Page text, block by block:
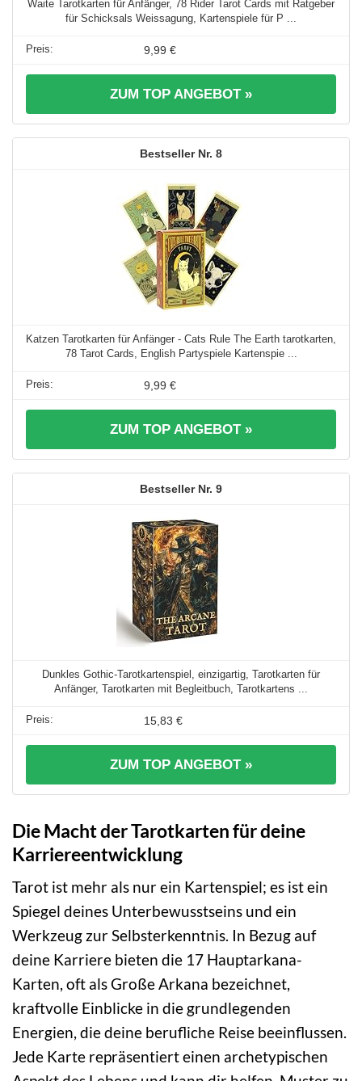
Waite Tarotkarten für Anfänger, 78 Rider Tarot Cards mit Ratgeber
für Schicksals Weissagung, Kartenspiele für P ...
9,99 €
ZUM TOP ANGEBOT »
8
Katzen Tarotkarten für Anfänger - Cats Rule The Earth tarotkarten,
78 Tarot Cards, English Partyspiele Kartenspie ...
9,99 €
ZUM TOP ANGEBOT »
9
Dunkles Gothic-Tarotkartenspiel, einzigartig, Tarotkarten für
Anfänger, Tarotkarten mit Begleitbuch, Tarotkartens ...
15,83 €
ZUM TOP ANGEBOT »
Die Macht der Tarotkarten für deine
Karriereentwicklung
Tarot ist mehr als nur ein Kartenspiel; es ist ein
Spiegel deines Unterbewusstseins und ein
Werkzeug zur Selbsterkenntnis. In Bezug auf
deine Karriere bieten die 17 Hauptarkana-
Karten, oft als Große Arkana bezeichnet,
kraftvolle Einblicke in die grundlegenden
Energien, die deine berufliche Reise beeinflussen.
Jede Karte repräsentiert einen archetypischen